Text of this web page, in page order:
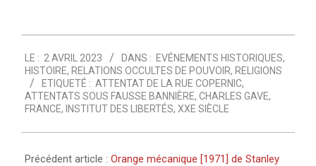
04-
02
LE : 2 AVRIL 2023 DANS : EVÉNEMENTS HISTORIQUES,
HISTOIRE, RELATIONS OCCULTES DE POUVOIR, RELIGIONS
ETIQUETÉ : ATTENTAT DE LA RUE COPERNIC,
ATTENTATS SOUS FAUSSE BANNIÈRE, CHARLES GAVE,
FRANCE, INSTITUT DES LIBERTÉS, XXE SIÈCLE
Précédent article : Orange mécanique [1971] de Stanley